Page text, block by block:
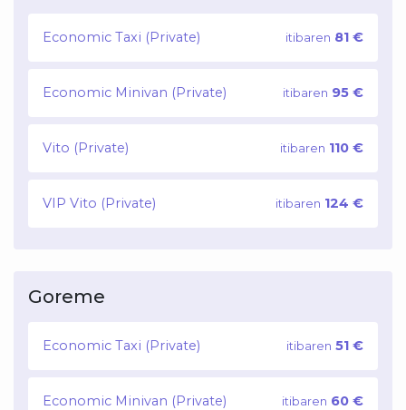
Economic Taxi (Private) itibaren 81 €
Economic Minivan (Private) itibaren 95 €
Vito (Private) itibaren 110 €
VIP Vito (Private) itibaren 124 €
Goreme
Economic Taxi (Private) itibaren 51 €
Economic Minivan (Private) itibaren 60 €